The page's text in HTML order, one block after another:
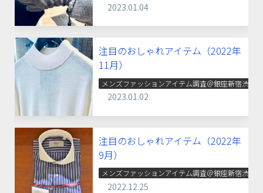
2023.01.04
注目のおしゃれアイテム（2022年
11月）
メンズファッションアイテム調査＠銀座新宿渋谷
2023.01.02
注目のおしゃれアイテム（2022年
9月）
メンズファッションアイテム調査＠銀座新宿渋谷
2022.12.25